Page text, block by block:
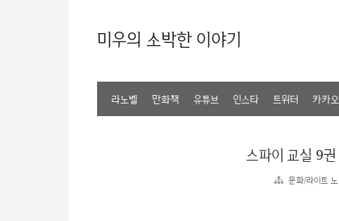
미우의 소박한 이야기
라노벨 만화책 유튜브 인스타 트위터 카카오
스파이 교실 9
문화/라이트